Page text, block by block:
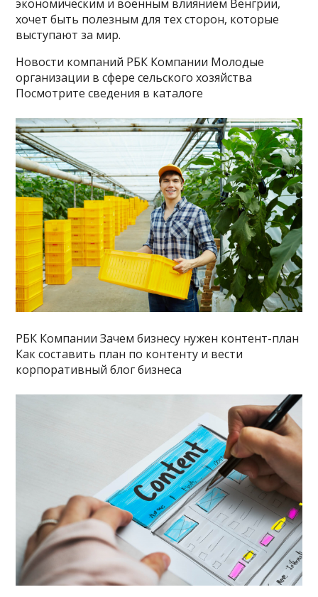
экономическим и военным влиянием Венгрии,
хочет быть полезным для тех сторон, которые
выступают за мир.
Новости компаний РБК Компании Молодые
организации в сфере сельского хозяйства
Посмотрите сведения в каталоге
РБК Компании Зачем бизнесу нужен контент-план
Как составить план по контенту и вести
корпоративный блог бизнеса